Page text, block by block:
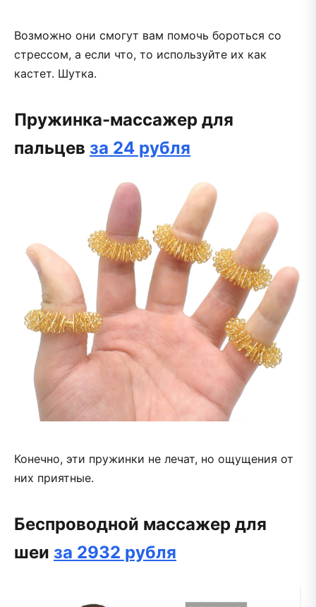
Возможно они смогут вам помочь бороться со
стрессом, а если что, то используйте их как
кастет. Шутка.
Пружинка-массажер для
пальцев за 24 рубля
Конечно, эти пружинки не лечат, но ощущения от
них приятные.
Беспроводной массажер для
шеи за 2932 рубля